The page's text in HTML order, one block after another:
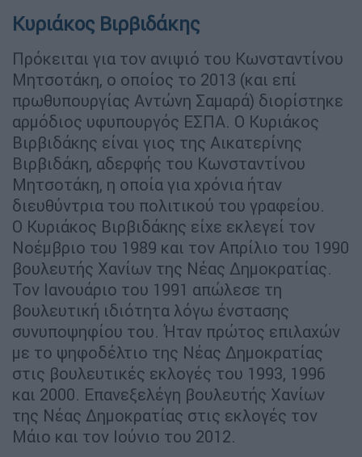
Κυριάκος Βιρβιδάκης
Πρόκειται για τον ανιψιό του Κωνσταντίνου
Μητσοτάκη, ο οποίος το 2013 (και επί
πρωθυπουργίας Αντώνη Σαμαρά) διορίστηκε
αρμόδιος υφυπουργός ΕΣΠΑ. Ο Κυριάκος
Βιρβιδάκης είναι γιος της Αικατερίνης
Βιρβιδάκη, αδερφής του Κωνσταντίνου
Μητσοτάκη, η οποία για χρόνια ήταν
διευθύντρια του πολιτικού του γραφείου.
Ο Κυριάκος Βιρβιδάκης είχε εκλεγεί τον
Νοέμβριο του 1989 και τον Απρίλιο του 1990
βουλευτής Χανίων της Νέας Δημοκρατίας.
Τον Ιανουάριο του 1991 απώλεσε τη
βουλευτική ιδιότητα λόγω ένστασης
συνυποψηφίου του. Ήταν πρώτος επιλαχών
με το ψηφοδέλτιο της Νέας Δημοκρατίας
στις βουλευτικές εκλογές του 1993, 1996
και 2000. Επανεξελέγη βουλευτής Χανίων
της Νέας Δημοκρατίας στις εκλογές τον
Μάιο και τον Ιούνιο του 2012.